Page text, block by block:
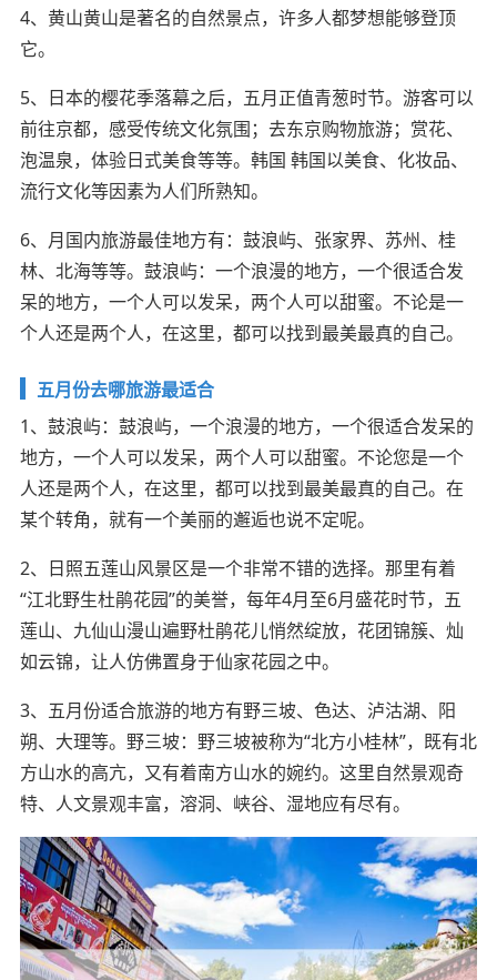
4、黄山黄山是著名的自然景点，许多人都梦想能够登顶
它。
5、日本的樱花季落幕之后，五月正值青葱时节。游客可以
前往京都，感受传统文化氛围；去东京购物旅游；赏花、
泡温泉，体验日式美食等等。韩国 韩国以美食、化妆品、
流行文化等因素为人们所熟知。
6、月国内旅游最佳地方有：鼓浪屿、张家界、苏州、桂
林、北海等等。鼓浪屿：一个浪漫的地方，一个很适合发
呆的地方，一个人可以发呆，两个人可以甜蜜。不论是一
个人还是两个人，在这里，都可以找到最美最真的自己。
五月份去哪旅游最适合
1、鼓浪屿：鼓浪屿，一个浪漫的地方，一个很适合发呆的
地方，一个人可以发呆，两个人可以甜蜜。不论您是一个
人还是两个人，在这里，都可以找到最美最真的自己。在
某个转角，就有一个美丽的邂逅也说不定呢。
2、日照五莲山风景区是一个非常不错的选择。那里有着
“江北野生杜鹃花园”的美誉，每年4月至6月盛花时节，五
莲山、九仙山漫山遍野杜鹃花儿悄然绽放，花团锦簇、灿
如云锦，让人仿佛置身于仙家花园之中。
3、五月份适合旅游的地方有野三坡、色达、泸沽湖、阳
朔、大理等。野三坡：野三坡被称为“北方小桂林”，既有北
方山水的高亢，又有着南方山水的婉约。这里自然景观奇
特、人文景观丰富，溶洞、峡谷、湿地应有尽有。